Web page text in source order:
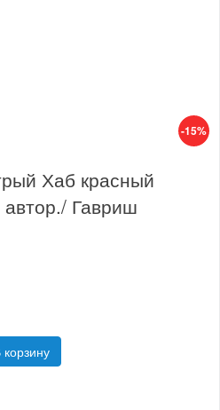
-15%
Хаб красный
Гавриш
корзину